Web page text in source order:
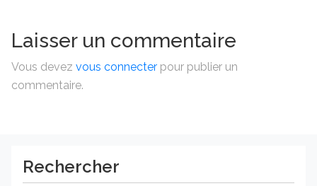
Laisser un commentaire
Vous devez vous connecter pour publier un
commentaire.
Rechercher